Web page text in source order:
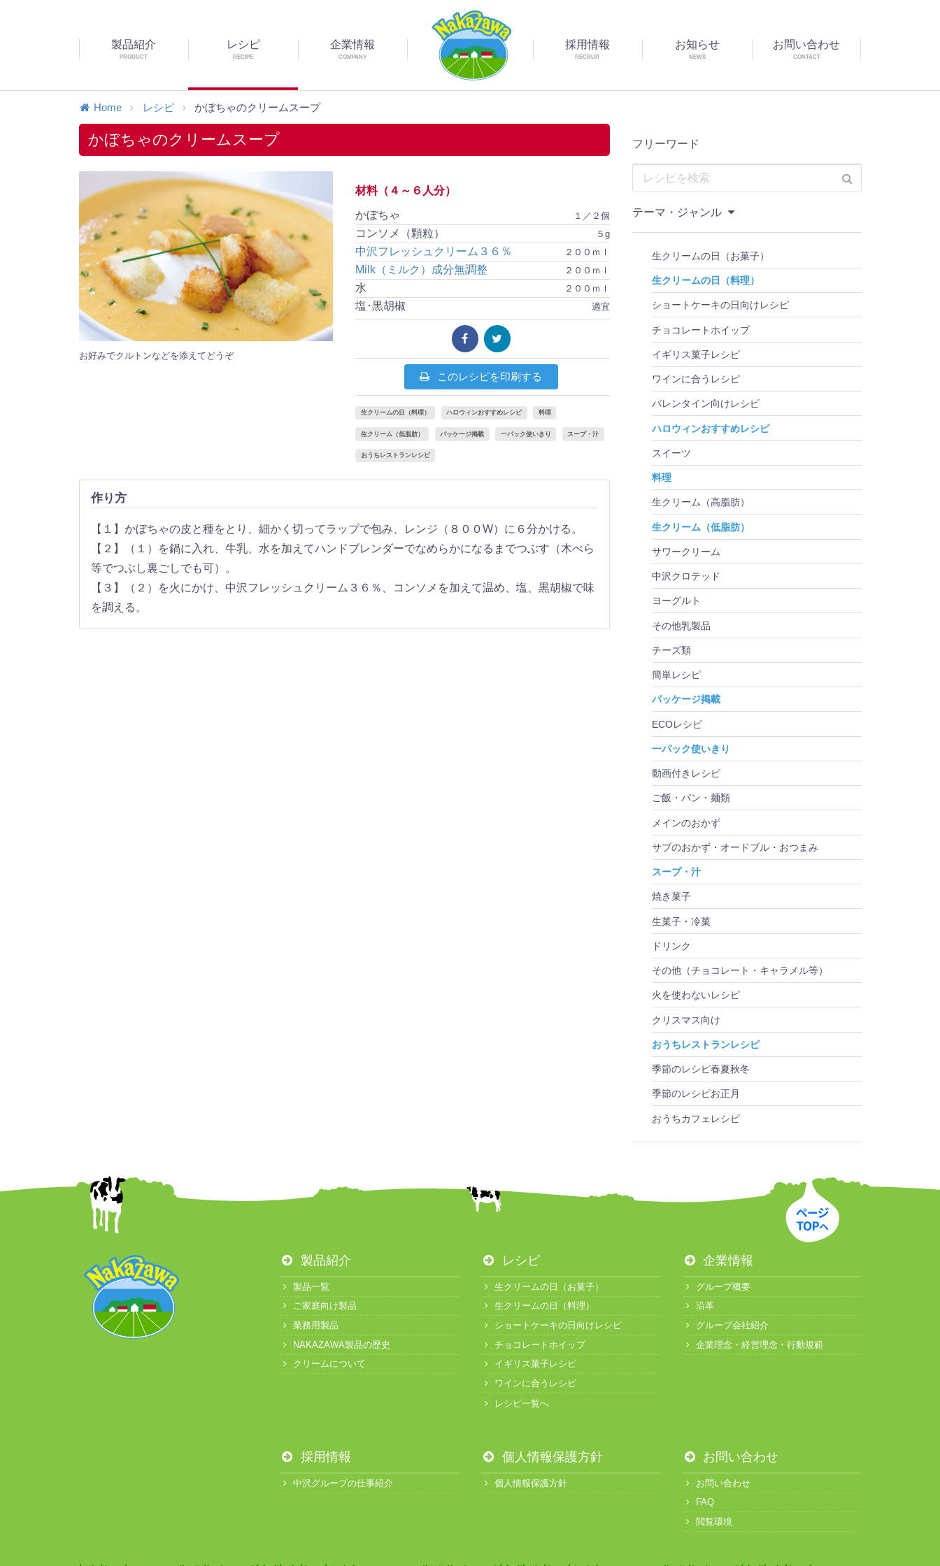
製品紹介
PRODUCT
レシピ
RECIPE
企業情報
COMPANY
採用情報
RECRUIT
お知らせ
NEWS
お問い合わせ
CONTACT
Home レシピ かぼちゃのクリームスープ
かぼちゃのクリームスープ
お好みでクルトンなどを添えてどうぞ
材料（４～６人分）
１／２個
かぼちゃ
５g
コンソメ（顆粒）
２００ｍｌ
中沢フレッシュクリーム３６％
２００ｍｌ
Milk（ミルク）成分無調整
２００ｍｌ
水
適宜
塩･黒胡椒
このレシピを印刷する
生クリームの日（料理） ハロウィンおすすめレシピ 料理
生クリーム（低脂肪） パッケージ掲載 一パック使いきり スープ・汁
おうちレストランレシピ
作り方
【１】かぼちゃの皮と種をとり、細かく切ってラップで包み、レンジ（８００W）に６分かける。
【２】（１）を鍋に入れ、牛乳、水を加えてハンドブレンダーでなめらかになるまでつぶす（木べら
等でつぶし裏ごしでも可）。
【３】（２）を火にかけ、中沢フレッシュクリーム３６％、コンソメを加えて温め、塩、黒胡椒で味
を調える。
フリーワード
テーマ・ジャンル
生クリームの日（お菓子）
生クリームの日（料理）
ショートケーキの日向けレシピ
チョコレートホイップ
イギリス菓子レシピ
ワインに合うレシピ
バレンタイン向けレシピ
ハロウィンおすすめレシピ
スイーツ
料理
生クリーム（高脂肪）
生クリーム（低脂肪）
サワークリーム
中沢クロテッド
ヨーグルト
その他乳製品
チーズ類
簡単レシピ
パッケージ掲載
ECOレシピ
一パック使いきり
動画付きレシピ
ご飯・パン・麺類
メインのおかず
サブのおかず・オードブル・おつまみ
スープ・汁
焼き菓子
生菓子・冷菓
ドリンク
その他（チョコレート・キャラメル等）
火を使わないレシピ
クリスマス向け
おうちレストランレシピ
季節のレシピ春夏秋冬
季節のレシピお正月
おうちカフェレシピ
製品紹介
製品一覧
ご家庭向け製品
業務用製品
NAKAZAWA製品の歴史
クリームについて
レシピ
生クリームの日（お菓子）
生クリームの日（料理）
ショートケーキの日向けレシピ
チョコレートホイップ
イギリス菓子レシピ
ワインに合うレシピ
レシピ一覧へ
企業情報
グループ概要
沿革
グループ会社紹介
企業理念・経営理念・行動規範
採用情報
中沢グループの仕事紹介
個人情報保護方針
個人情報保護方針
お問い合わせ
お問い合わせ
FAQ
閲覧環境